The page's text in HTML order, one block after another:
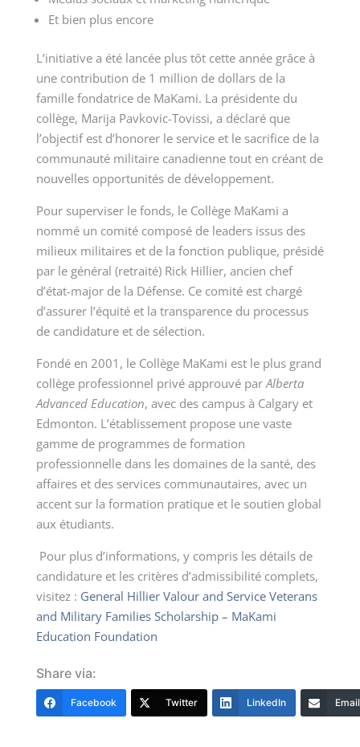
Et bien plus encore
L’initiative a été lancée plus tôt cette année grâce à
une contribution de 1 million de dollars de la
famille fondatrice de MaKami. La présidente du
collège, Marija Pavkovic-Tovissi, a déclaré que
l’objectif est d’honorer le service et le sacrifice de la
communauté militaire canadienne tout en créant de
nouvelles opportunités de développement.
Pour superviser le fonds, le Collège MaKami a
nommé un comité composé de leaders issus des
milieux militaires et de la fonction publique, présidé
par le général (retraité) Rick Hillier, ancien chef
d’état-major de la Défense. Ce comité est chargé
d’assurer l’équité et la transparence du processus
de candidature et de sélection.
Fondé en 2001, le Collège MaKami est le plus grand
collège professionnel privé approuvé par Alberta
Advanced Education, avec des campus à Calgary et
Edmonton. L’établissement propose une vaste
gamme de programmes de formation
professionnelle dans les domaines de la santé, des
affaires et des services communautaires, avec un
accent sur la formation pratique et le soutien global
aux étudiants.
Pour plus d’informations, y compris les détails de
candidature et les critères d’admissibilité complets,
visitez : General Hillier Valour and Service Veterans
and Military Families Scholarship – MaKami
Education Foundation
Share via:
Facebook Twitter LinkedIn Email